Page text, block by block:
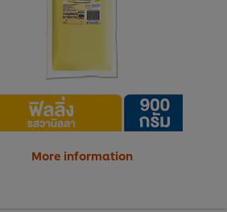
More information